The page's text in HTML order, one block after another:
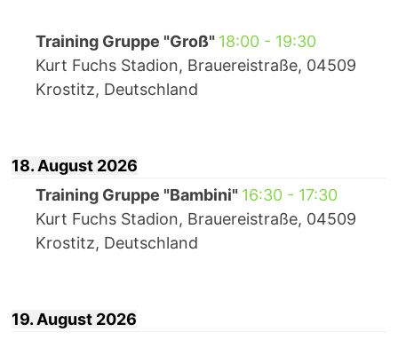
Training Gruppe "Groß" 18:00- 19:30
Kurt Fuchs Stadion, Brauereistraße, 04509
Krostitz, Deutschland
18. August 2026
Training Gruppe "Bambini" 16:30- 17:30
Kurt Fuchs Stadion, Brauereistraße, 04509
Krostitz, Deutschland
19. August 2026